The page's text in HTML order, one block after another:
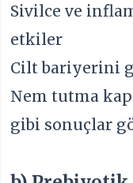
Sivilce ve
etkiler
Cilt bariyerini
Nem tutma
gibi sonuçlar